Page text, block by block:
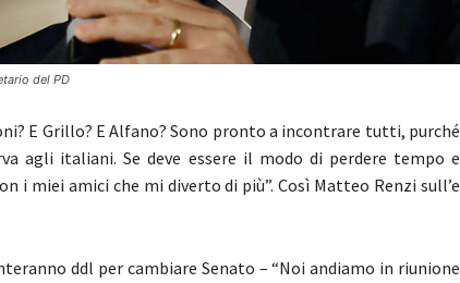
del PD
E Grillo? E Alfano? Sono pronto a incontrare tutti, purché
agli italiani. Se deve essere il modo di perdere tempo e
i miei amici che mi diverto di più”. Così Matteo Renzi sull’e
ddl per cambiare Senato – “Noi andiamo in riunione